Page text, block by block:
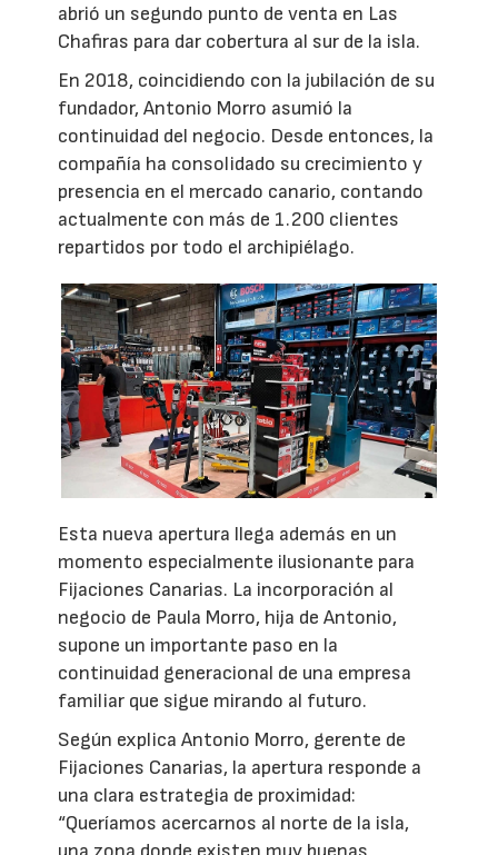
abrió un segundo punto de venta en Las
Chafiras para dar cobertura al sur de la isla.
En 2018, coincidiendo con la jubilación de su
fundador, Antonio Morro asumió la
continuidad del negocio. Desde entonces, la
compañía ha consolidado su crecimiento y
presencia en el mercado canario, contando
actualmente con más de 1.200 clientes
repartidos por todo el archipiélago.
Esta nueva apertura llega además en un
momento especialmente ilusionante para
Fijaciones Canarias. La incorporación al
negocio de Paula Morro, hija de Antonio,
supone un importante paso en la
continuidad generacional de una empresa
familiar que sigue mirando al futuro.
Según explica Antonio Morro, gerente de
Fijaciones Canarias, la apertura responde a
una clara estrategia de proximidad:
“Queríamos acercarnos al norte de la isla,